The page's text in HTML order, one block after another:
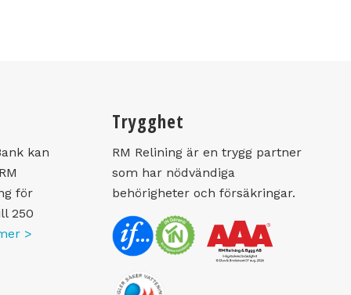
kan
för
250
>
Trygghet
RM Relining är en trygg partner
som har nödvändiga
behörigheter och försäkringar.